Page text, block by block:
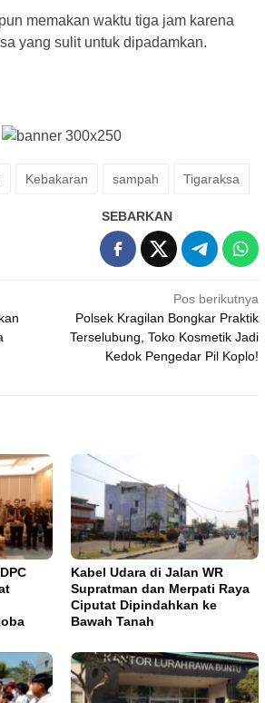
memakan waktu tiga jam karena
yang sulit untuk dipadamkan.
Kebakaran sampah Tigaraksa
SEBARKAN
Pos berikutnya
Polsek Kragilan Bongkar Praktik
Terselubung, Toko Kosmetik Jadi
Kedok Pengedar Pil Koplo!
Kabel Udara di Jalan WR
Supratman dan Merpati Raya
Ciputat Dipindahkan ke
Bawah Tanah